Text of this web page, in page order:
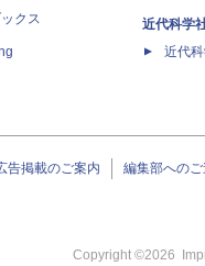
クス
近代科学
近代
告掲載のご案内 編集部への
Copyright ©2026